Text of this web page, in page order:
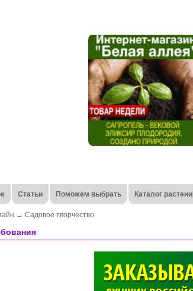
Статьи Поможем выбрать Каталог
→ Садовое творчество